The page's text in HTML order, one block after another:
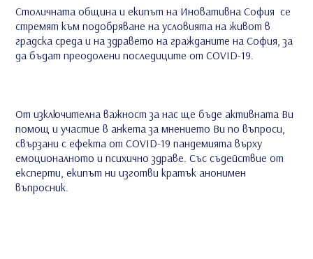
Столичната община и екипът на Иновативна София се
стремят към подобряване на условията на живот в
градска среда и на здравето на гражданите на София, за
да бъдат преодолени последиците от COVID-19.
От изключителна важност за нас ще бъде активната Ви
помощ и участие в анкета за мнението Ви по въпроси,
свързани с ефекта от COVID-19 пандемията върху
емоционалното и психично здраве. Със съдействие от
експерти, екипът ни изготви кратък анонимен
въпросник.